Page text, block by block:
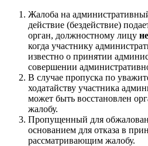
Жалоба на
действие (бездействие)
орган, должностному лицу
когда участнику
известно о принятии
совершении
В случае пропуска по
ходатайству участника
может быть восстановлен
жалобу.
Пропущенный для
основанием для отказа в
рассматривающим жалобу.